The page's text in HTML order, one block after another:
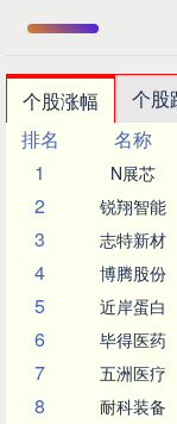
个股涨幅 个股
排名
名称
1
N展芯
2 锐翔智能
3 志特新材
4 博腾股份
5 近岸蛋白
6 毕得医药
7 五洲医疗
8 耐科装备